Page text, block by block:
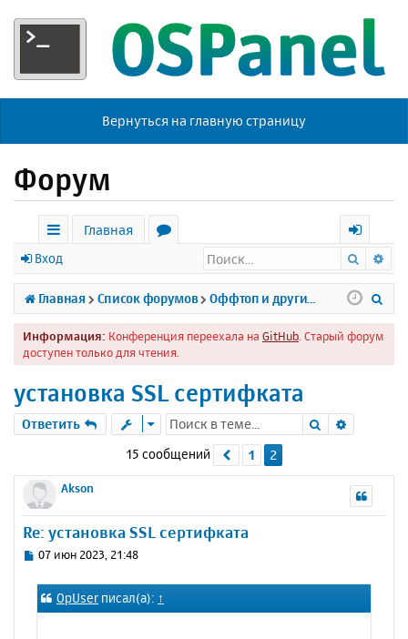
Вернуться на главную страницу
Форум
с
ы
л
к
Главная
р
у
м
х
о
д
Вход Поиск
Главная Список форумов
Информация: Конференция переехала на GitHub . Старый форум
доступен только для чтения.
установка SSL сертифката
Ответить Поиск
15 сообщений Пред.
1 2
Akson
Re: установка SSL сертифката
С
о
б
07 июн 2023, 21:48
OpUser писал(а): ↑